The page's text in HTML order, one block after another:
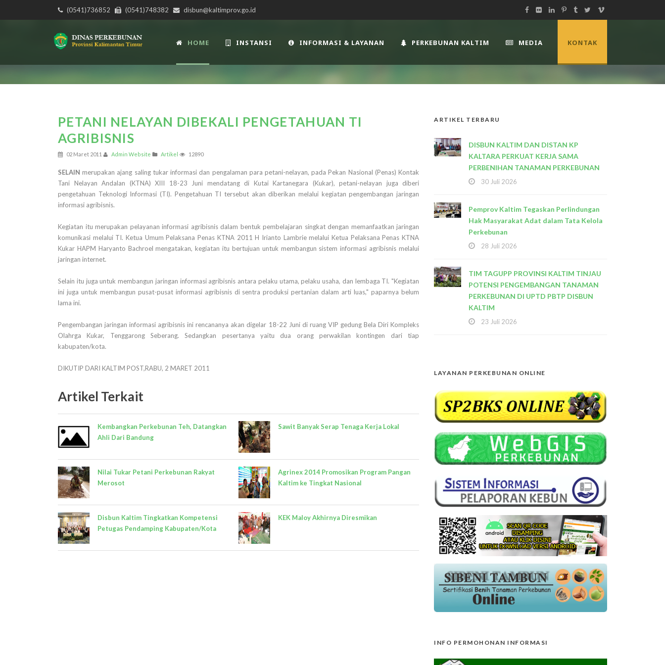
(0541)736852 (0541)748382 disbun@kaltimprov.go.id
HOME INSTANSI INFORMASI & LAYANAN PERKEBUNAN KALTIM MEDIA KONTAK
PETANI NELAYAN DIBEKALI PENGETAHUAN TI
AGRIBISNIS
02 Maret 2011 Admin Website Artikel 12890
SELAINmerupakan ajang saling tukar informasi dan pengalaman para petani-nelayan, pada Pekan Nasional (Penas) Kontak
Tani Nelayan Andalan (KTNA) XIII 18-23 Juni mendatang di Kutai Kartanegara (Kukar), petani-nelayan juga diberi
pengetahuan Teknologi Informasi (TI). Pengetahuan TI tersebut akan diberikan melalui kegiatan pengembangan jaringan
informasi agribisnis.
Kegiatan itu merupakan pelayanan informasi agribisnis dalam bentuk pembelajaran singkat dengan memanfaatkan jaringan
komunikasi melalui TI. Ketua Umum Pelaksana Penas KTNA 2011 H Irianto Lambrie melalui Ketua Pelaksana Penas KTNA
Kukar HAPM Haryanto Bachroel mengatakan, kegiatan itu bertujuan untuk membangun sistem informasi agribisnis melalui
jaringan internet.
Selain itu juga untuk membangun jaringan informasi agribisnis antara pelaku utama, pelaku usaha, dan lembaga TI. "Kegiatan
ini juga untuk membangun pusat-pusat informasi agribisnis di sentra produksi pertanian dalam arti luas," paparnya belum
lama ini.
Pengembangan jaringan informasi agribisnis ini rencananya akan digelar 18-22 Juni di ruang VIP gedung Bela Diri Kompleks
Olahrga Kukar, Tenggarong Seberang. Sedangkan pesertanya yaitu dua orang perwakilan kontingen dari tiap
kabupaten/kota.
DIKUTIP DARI KALTIM POST,RABU, 2 MARET 2011
Artikel Terkait
Kembangkan Perkebunan Teh, Datangkan
Ahli Dari Bandung
Nilai Tukar Petani Perkebunan Rakyat
Merosot
Disbun Kaltim Tingkatkan Kompetensi
Petugas Pendamping Kabupaten/Kota
Sawit Banyak Serap Tenaga Kerja Lokal
Agrinex 2014 Promosikan Program Pangan
Kaltim ke Tingkat Nasional
KEK Maloy Akhirnya Diresmikan
ARTIKEL TERBARU
DISBUN KALTIM DAN DISTAN KP
KALTARA PERKUAT KERJA SAMA
PERBENIHAN TANAMAN PERKEBUNAN
30 Juli 2026
Pemprov Kaltim Tegaskan Perlindungan
Hak Masyarakat Adat dalam Tata Kelola
Perkebunan
28 Juli 2026
TIM TAGUPP PROVINSI KALTIM TINJAU
POTENSI PENGEMBANGAN TANAMAN
PERKEBUNAN DI UPTD PBTP DISBUN
KALTIM
23 Juli 2026
LAYANAN PERKEBUNAN ONLINE
INFO PERMOHONAN INFORMASI